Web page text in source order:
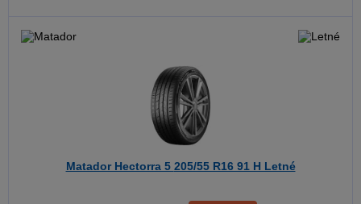
Matador Hectorra 5 205/55 R16 91 H Letné